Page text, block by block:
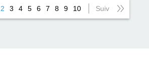
2 3 4 5 6 7 8 9 10 Suiv